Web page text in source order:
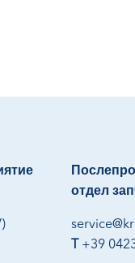
отдел
T +39